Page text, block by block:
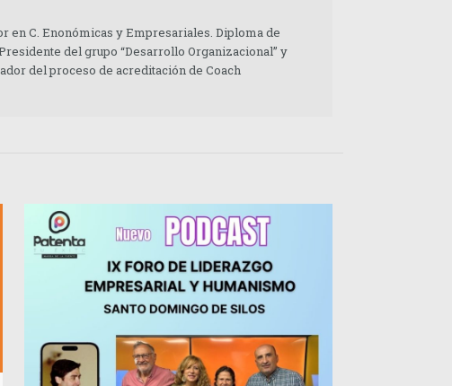
en C. Enonómicas y Empresariales. Diploma de
del grupo “Desarrollo Organizacional” y
del proceso de acreditación de Coach